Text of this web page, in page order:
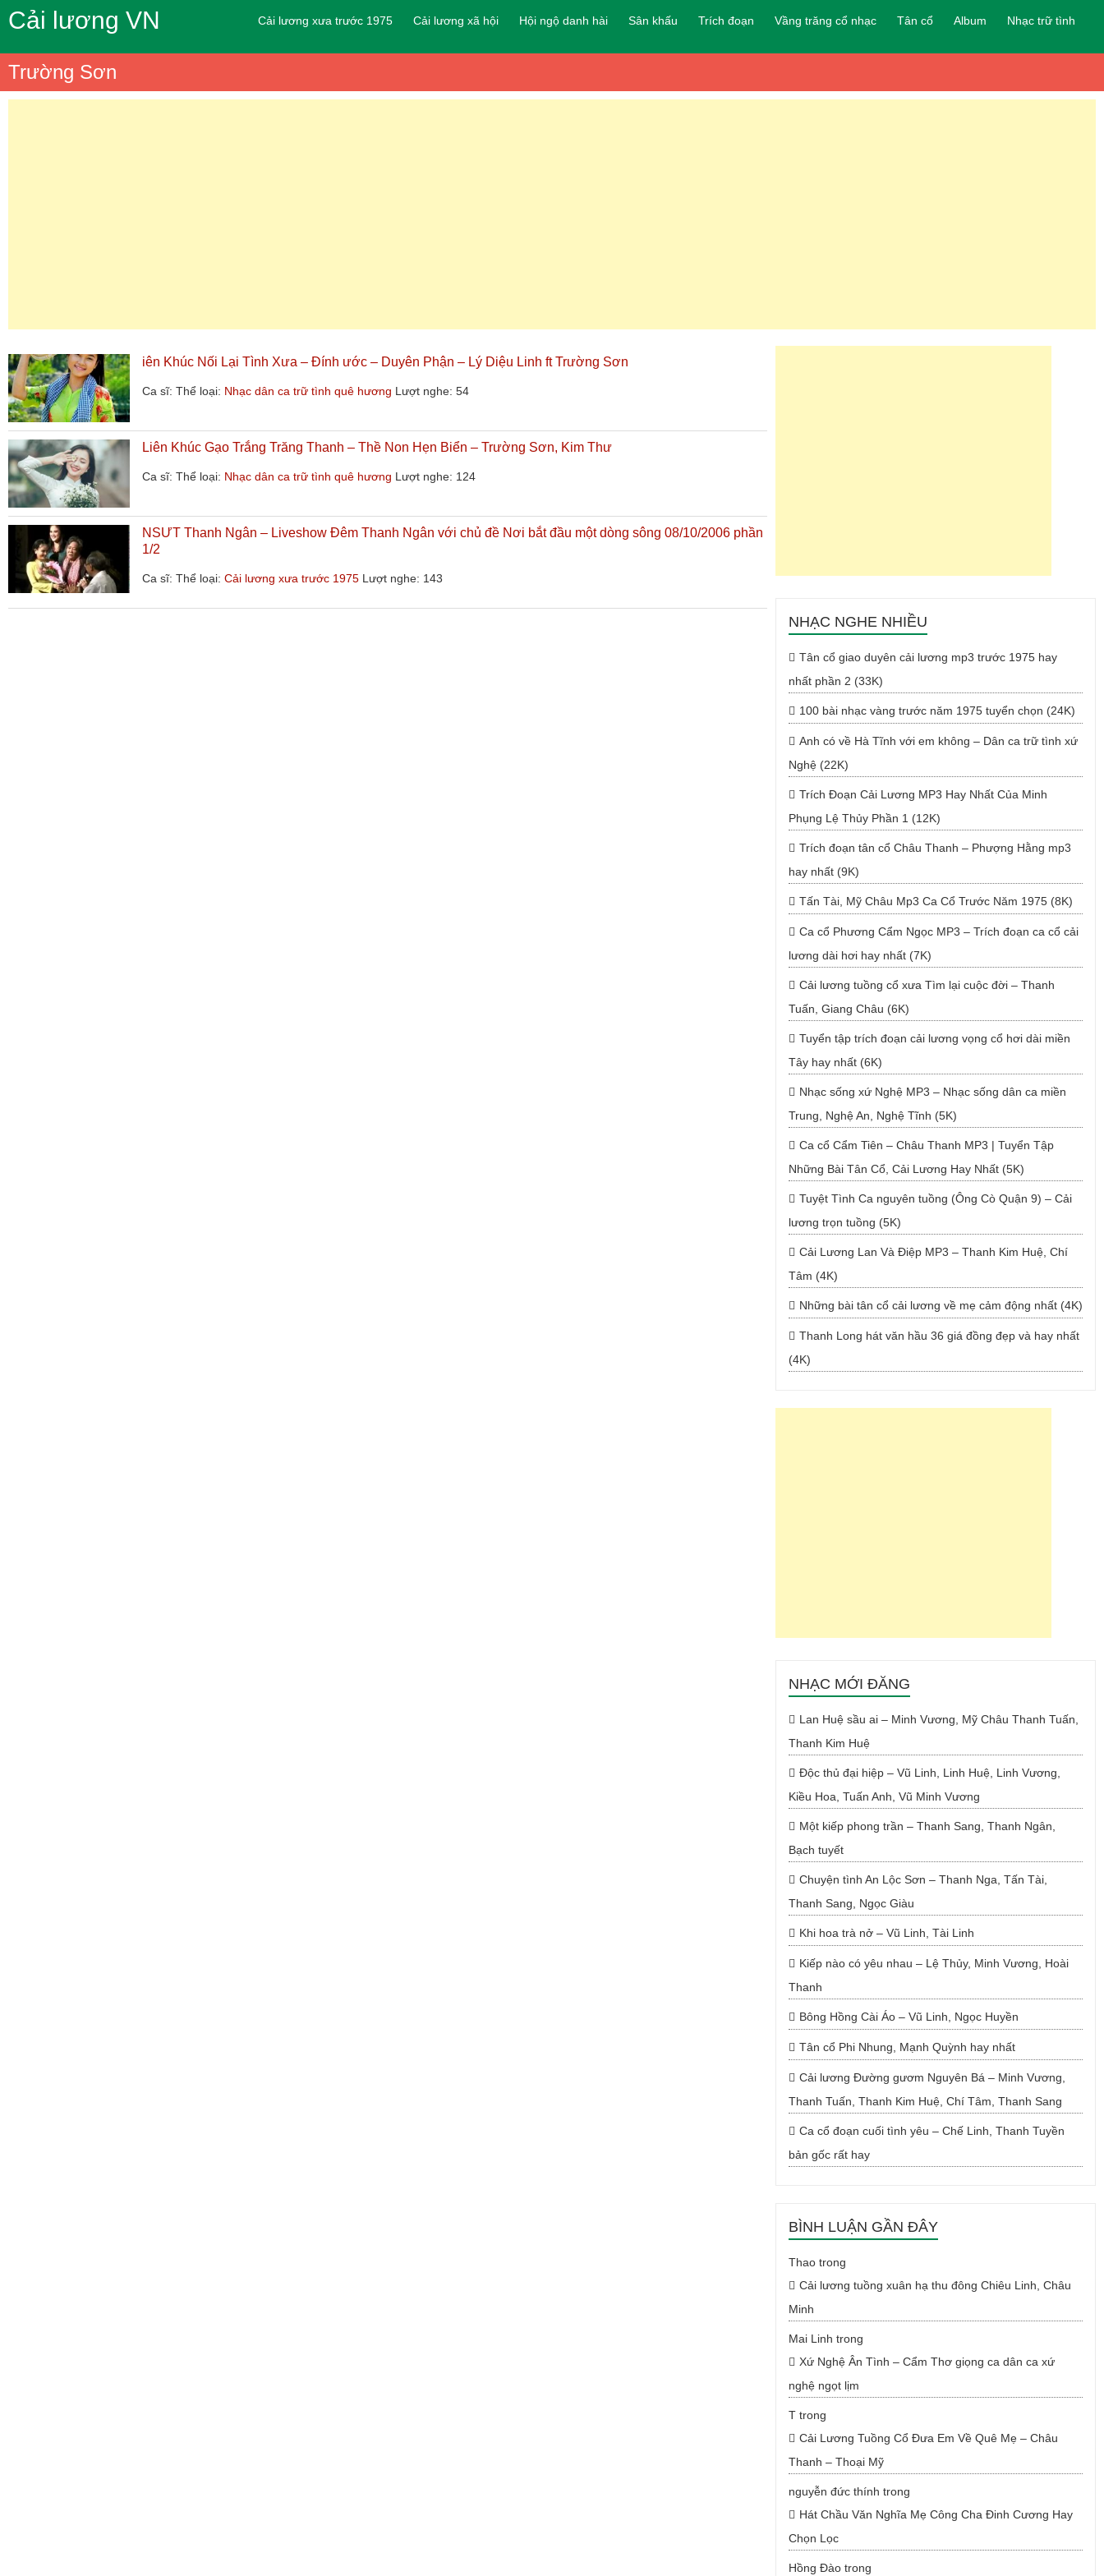
Cải lương VN Cải lương xưa trước 1975 Cải lương xã hội Hội ngộ danh hài Sân khấu Trích đoạn Vầng trăng cổ nhạc Tân cổ Album Nhạc trữ tình
Trường Sơn
iên Khúc Nối Lại Tình Xưa – Đính ước – Duyên Phận – Lý Diệu Linh ft Trường Sơn
Ca sĩ: Thể loại: Nhạc dân ca trữ tình quê hương Lượt nghe: 54
Liên Khúc Gạo Trắng Trăng Thanh – Thề Non Hẹn Biển – Trường Sơn, Kim Thư
Ca sĩ: Thể loại: Nhạc dân ca trữ tình quê hương Lượt nghe: 124
NSƯT Thanh Ngân – Liveshow Đêm Thanh Ngân với chủ đề Nơi bắt đầu một dòng sông 08/10/2006 phần
1/2
Ca sĩ: Thể loại: Cải lương xưa trước 1975 Lượt nghe: 143
NHẠC NGHE NHIỀU
Tân cổ giao duyên cải lương mp3 trước 1975 hay
nhất phần 2 (33K)
100 bài nhạc vàng trước năm 1975 tuyển chọn (24K)
Anh có về Hà Tĩnh với em không – Dân ca trữ tình xứ
Nghệ (22K)
Trích Đoạn Cải Lương MP3 Hay Nhất Của Minh
Phụng Lệ Thủy Phần 1 (12K)
Trích đoạn tân cổ Châu Thanh – Phượng Hằng mp3
hay nhất (9K)
Tấn Tài, Mỹ Châu Mp3 Ca Cổ Trước Năm 1975 (8K)
Ca cổ Phương Cẩm Ngọc MP3 – Trích đoạn ca cổ cải
lương dài hơi hay nhất (7K)
Cải lương tuồng cổ xưa Tìm lại cuộc đời – Thanh
Tuấn, Giang Châu (6K)
Tuyển tập trích đoạn cải lương vọng cổ hơi dài miền
Tây hay nhất (6K)
Nhạc sống xứ Nghệ MP3 – Nhạc sống dân ca miền
Trung, Nghệ An, Nghệ Tĩnh (5K)
Ca cổ Cẩm Tiên – Châu Thanh MP3 | Tuyển Tập
Những Bài Tân Cổ, Cải Lương Hay Nhất (5K)
Tuyệt Tình Ca nguyên tuồng (Ông Cò Quận 9) – Cải
lương trọn tuồng (5K)
Cải Lương Lan Và Điệp MP3 – Thanh Kim Huệ, Chí
Tâm (4K)
Những bài tân cổ cải lương về mẹ cảm động nhất (4K)
Thanh Long hát văn hầu 36 giá đồng đẹp và hay nhất
(4K)
NHẠC MỚI ĐĂNG
Lan Huệ sầu ai – Minh Vương, Mỹ Châu Thanh Tuấn,
Thanh Kim Huệ
Độc thủ đại hiệp – Vũ Linh, Linh Huệ, Linh Vương,
Kiều Hoa, Tuấn Anh, Vũ Minh Vương
Một kiếp phong trần – Thanh Sang, Thanh Ngân,
Bạch tuyết
Chuyện tình An Lộc Sơn – Thanh Nga, Tấn Tài,
Thanh Sang, Ngọc Giàu
Khi hoa trà nở – Vũ Linh, Tài Linh
Kiếp nào có yêu nhau – Lệ Thủy, Minh Vương, Hoài
Thanh
Bông Hồng Cài Áo – Vũ Linh, Ngọc Huyền
Tân cổ Phi Nhung, Mạnh Quỳnh hay nhất
Cải lương Đường gươm Nguyên Bá – Minh Vương,
Thanh Tuấn, Thanh Kim Huệ, Chí Tâm, Thanh Sang
Ca cổ đoạn cuối tình yêu – Chế Linh, Thanh Tuyền
bản gốc rất hay
BÌNH LUẬN GẦN ĐÂY
Thaotrong
Cải lương tuồng xuân hạ thu đông Chiêu Linh, Châu
Minh
Mai Linh trong
Xứ Nghệ Ân Tình – Cẩm Thơ giọng ca dân ca xứ
nghệ ngọt lịm
Ttrong
Cải Lương Tuồng Cổ Đưa Em Về Quê Mẹ – Châu
Thanh – Thoại Mỹ
nguyễn đức thính trong
Hát Chầu Văn Nghĩa Mẹ Công Cha Đinh Cương Hay
Chọn Lọc
Hồng Đàotrong